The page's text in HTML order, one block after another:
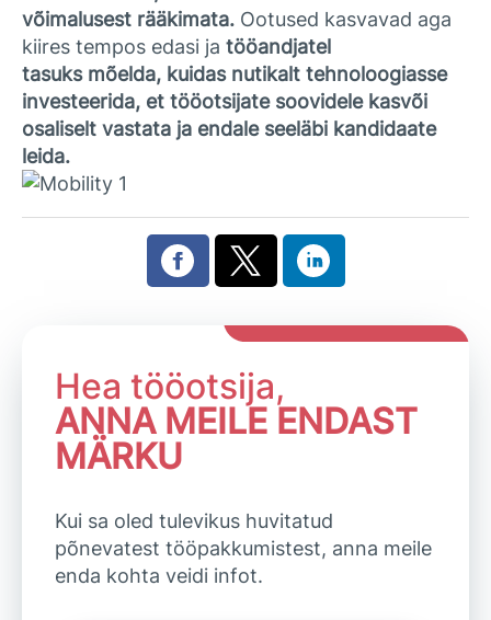
võimalusest rääkimata. Ootused kasvavad aga
kiires tempos edasi ja tööandjatel
tasuks mõelda, kuidas nutikalt tehnoloogiasse
investeerida, et tööotsijate soovidele kasvõi
osaliselt vastata ja endale seeläbi kandidaate
leida.
Hea tööotsija,
ANNA MEILE ENDAST
MÄRKU
Kui sa oled tulevikus huvitatud
põnevatest tööpakkumistest, anna meile
enda kohta veidi infot.